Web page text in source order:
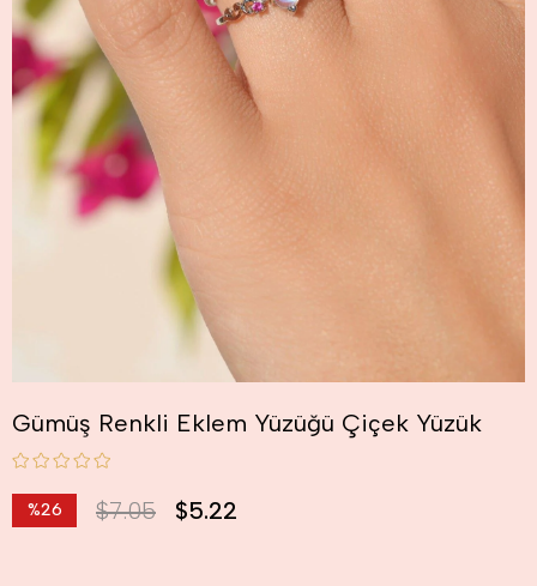
Gümüş Renkli Eklem Yüzüğü Çiçek Yüzük
%26
$7.05 $5.22